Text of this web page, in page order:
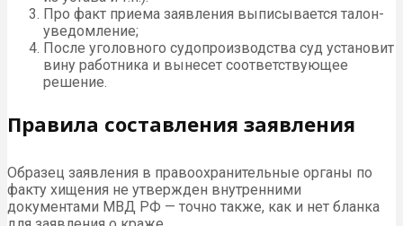
Про факт приема заявления выписывается талон-
уведомление;
После уголовного судопроизводства суд установит
вину работника и вынесет соответствующее
решение.
Правила составления заявления
Образец заявления в правоохранительные органы по
факту хищения не утвержден внутренними
документами МВД РФ — точно также, как и нет бланка